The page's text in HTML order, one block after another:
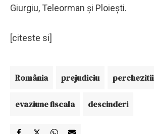
Giurgiu, Teleorman şi Ploieşti.
[citeste si]
România prejudiciu perchezitii
evaziune fiscala descinderi